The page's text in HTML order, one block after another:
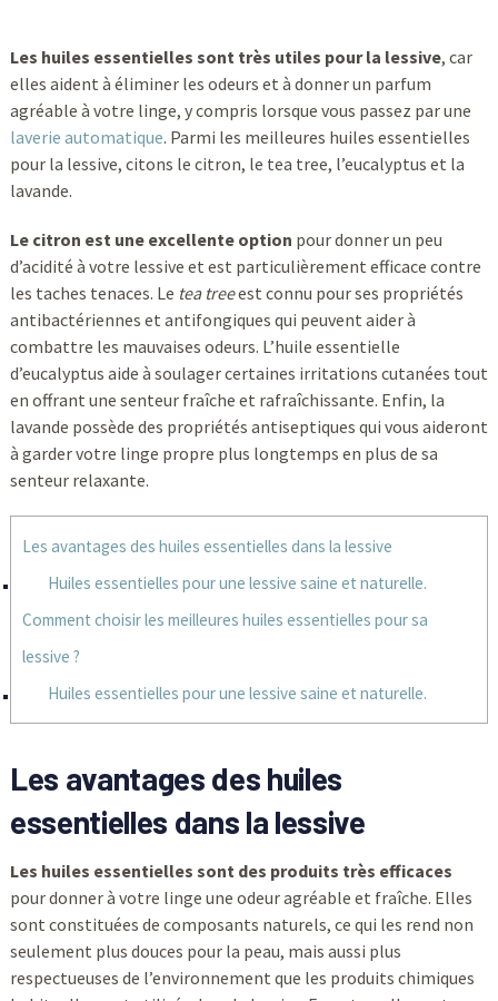
Les huiles essentielles sont très utiles pour la lessive, car
elles aident à éliminer les odeurs et à donner un parfum
agréable à votre linge, y compris lorsque vous passez par une
laverie automatique. Parmi les meilleures huiles essentielles
pour la lessive, citons le citron, le tea tree, l’eucalyptus et la
lavande.
Le citron est une excellente option pour donner un peu
d’acidité à votre lessive et est particulièrement efficace contre
les taches tenaces. Le tea treeest connu pour ses propriétés
antibactériennes et antifongiques qui peuvent aider à
combattre les mauvaises odeurs. L’huile essentielle
d’eucalyptus aide à soulager certaines irritations cutanées tout
en offrant une senteur fraîche et rafraîchissante. Enfin, la
lavande possède des propriétés antiseptiques qui vous aideront
à garder votre linge propre plus longtemps en plus de sa
senteur relaxante.
Les avantages des huiles essentielles dans la lessive
Huiles essentielles pour une lessive saine et naturelle.
Comment choisir les meilleures huiles essentielles pour sa
lessive ?
Huiles essentielles pour une lessive saine et naturelle.
Les avantages des huiles
essentielles dans la lessive
Les huiles essentielles sont des produits très efficaces
pour donner à votre linge une odeur agréable et fraîche. Elles
sont constituées de composants naturels, ce qui les rend non
seulement plus douces pour la peau, mais aussi plus
respectueuses de l’environnement que les produits chimiques